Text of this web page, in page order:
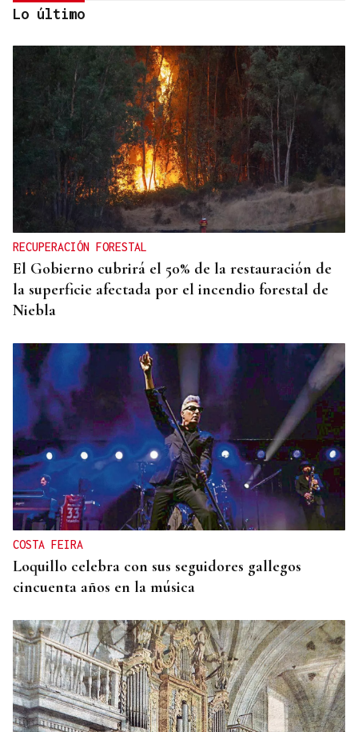
DATOS DEL INE
Gráfico | La compraventa de viviendas
experimentó su mejor junio en 19 años
Lo último
RECUPERACIÓN FORESTAL
El Gobierno cubrirá el 50% de la restauración de
la superficie afectada por el incendio forestal de
Niebla
COSTA FEIRA
Loquillo celebra con sus seguidores gallegos
cincuenta años en la música